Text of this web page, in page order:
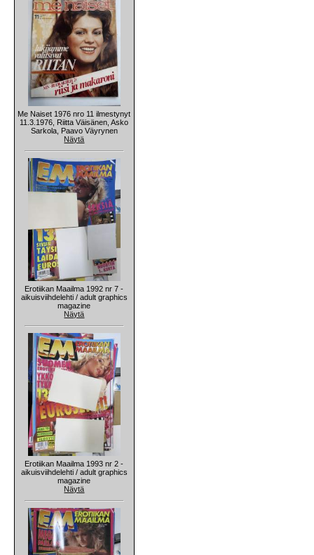
Me Naiset 1976 nro 11 ilmestynyt
11.3.1976, Riitta Väisänen, Asko
Sarkola, Paavo Väyrynen
Näytä
Erotiikan Maailma 1992 nr 7 -
aikuisviihdelehti / adult graphics
magazine
Näytä
Erotiikan Maailma 1993 nr 2 -
aikuisviihdelehti / adult graphics
magazine
Näytä